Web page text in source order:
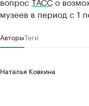
музеев в период с 1
АвторыТеги
Наталья Ковкина